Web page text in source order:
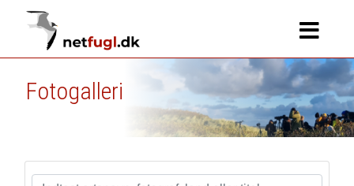
Fotogalleri